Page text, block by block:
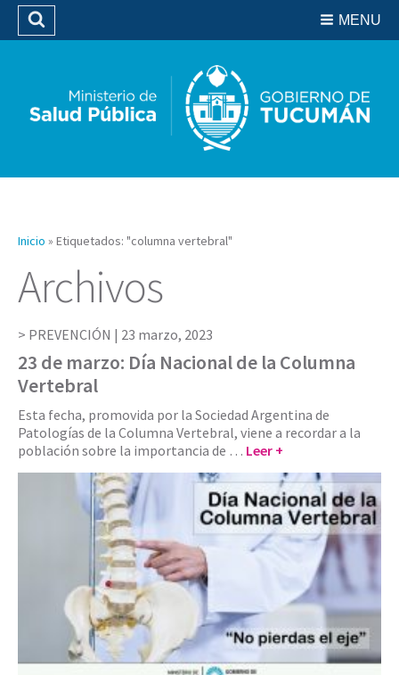
Biblioteca
MENU
Buscar
Inicio » Etiquetados: "columna vertebral"
Archivos
PREVENCIÓN | 23 marzo, 2023
23 de marzo: Día Nacional de la Columna
Vertebral
Esta fecha, promovida por la Sociedad Argentina de
Patologías de la Columna Vertebral, viene a recordar a la
población sobre la importancia de … Leer +